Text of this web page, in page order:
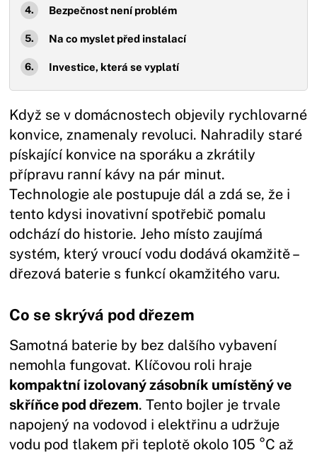
Bezpečnost není problém
Na co myslet před instalací
Investice, která se vyplatí
Když se v domácnostech objevily rychlovarné
konvice, znamenaly revoluci. Nahradily staré
pískající konvice na sporáku a zkrátily
přípravu ranní kávy na pár minut.
Technologie ale postupuje dál a zdá se, že i
tento kdysi inovativní spotřebič pomalu
odchází do historie. Jeho místo zaujímá
systém, který vroucí vodu dodává okamžitě –
dřezová baterie s funkcí okamžitého varu.
Co se skrývá pod dřezem
Samotná baterie by bez dalšího vybavení
nemohla fungovat. Klíčovou roli hraje
kompaktní izolovaný zásobník umístěný ve
skříňce pod dřezem. Tento bojler je trvale
napojený na vodovod i elektřinu a udržuje
vodu pod tlakem při teplotě okolo 105 °C až